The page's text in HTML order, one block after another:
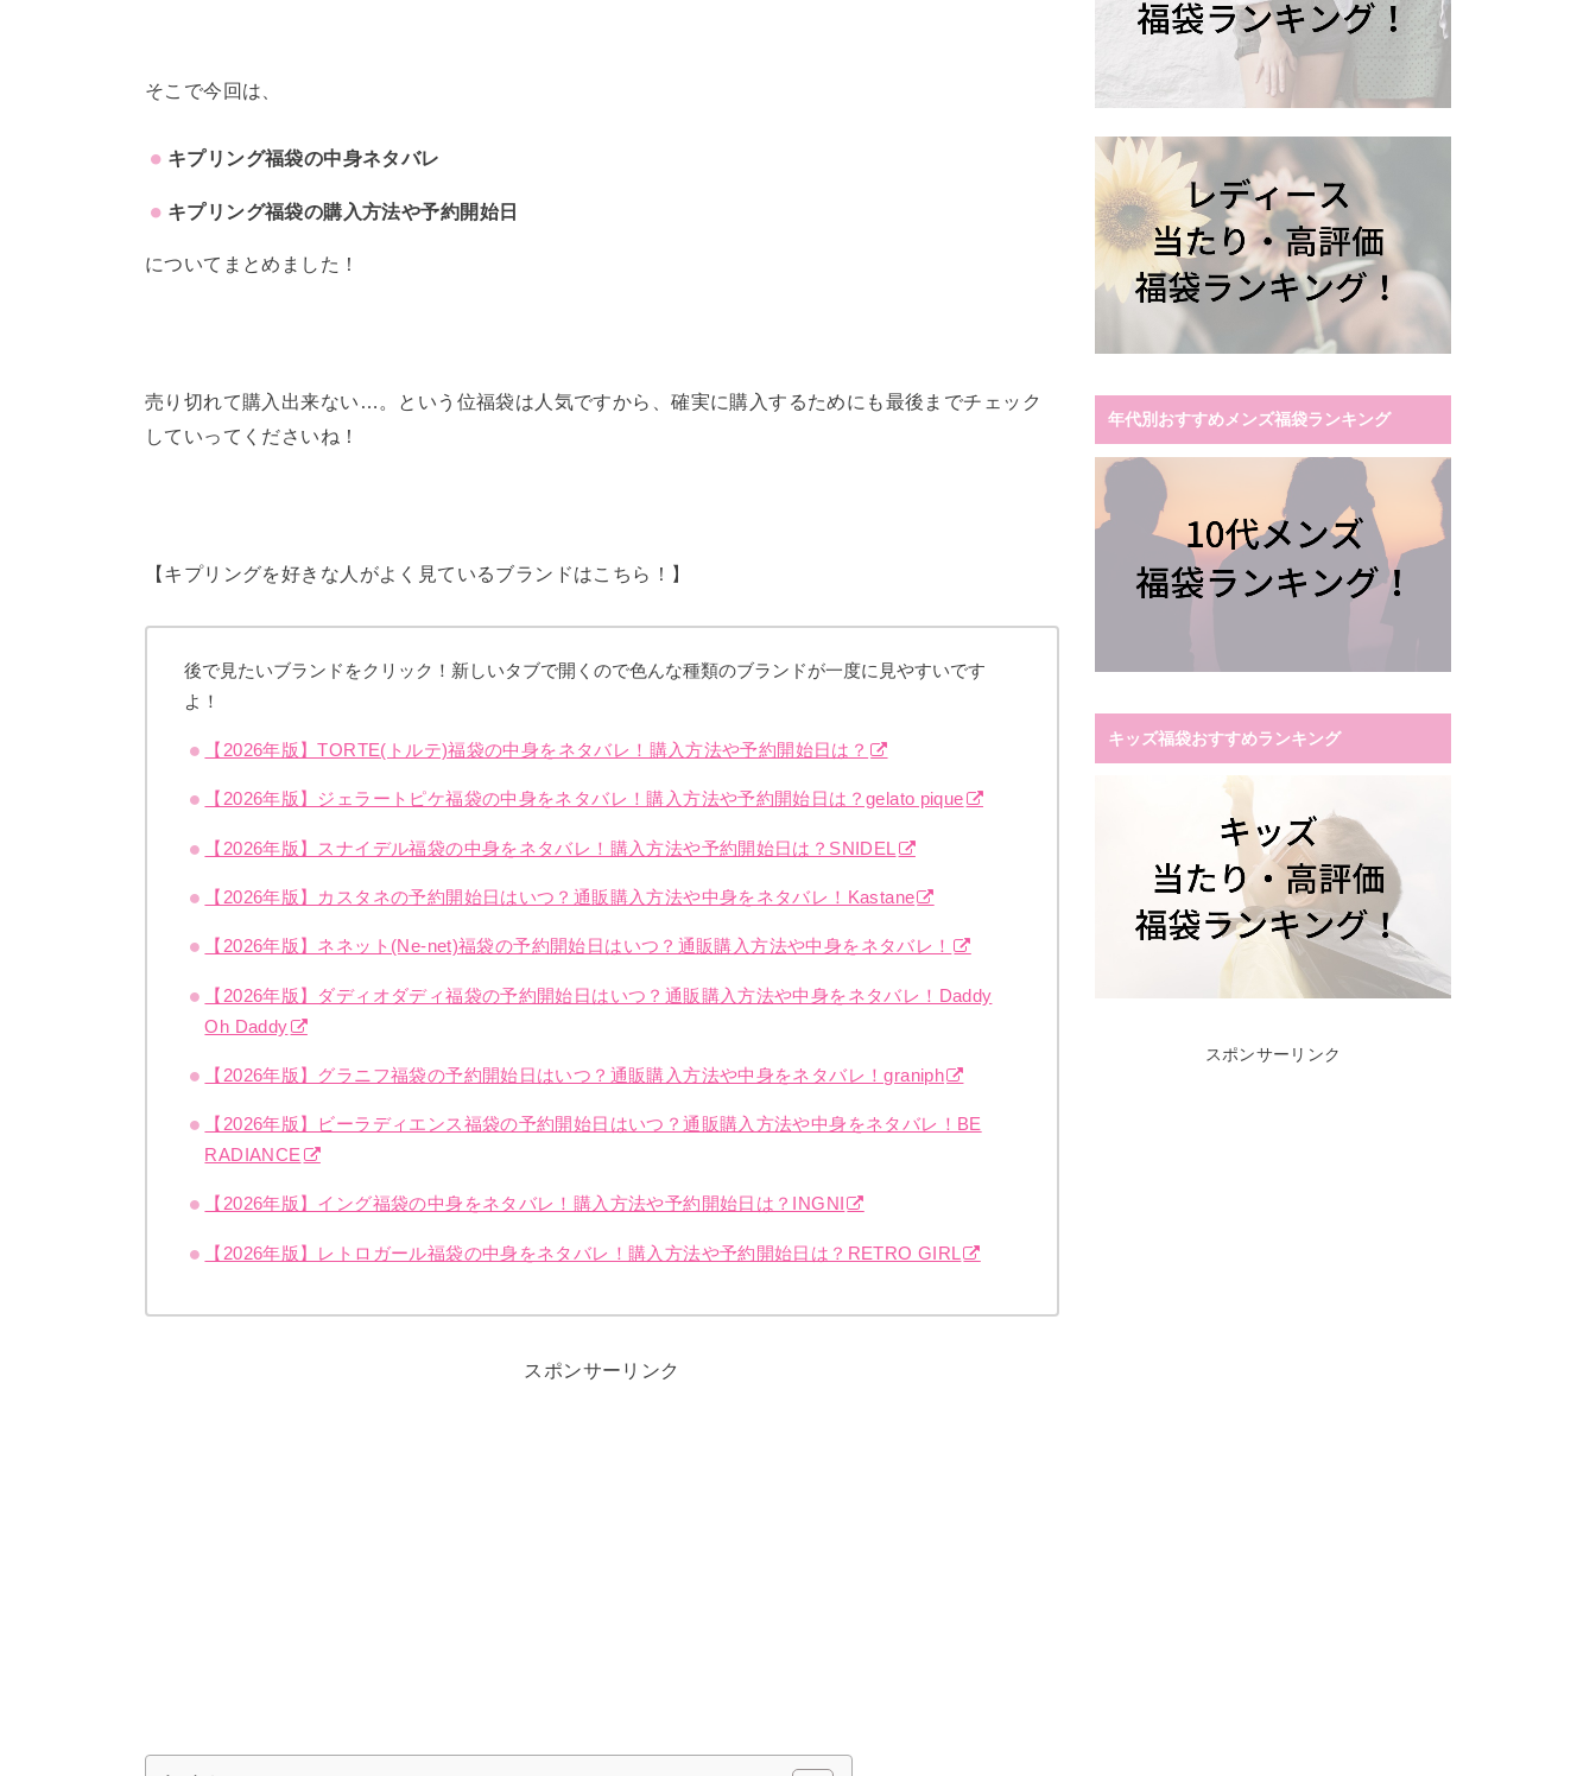
そこで今回は、
キプリング福袋の中身ネタバレ
キプリング福袋の購入方法や予約開始日
についてまとめました！
売り切れて購入出来ない…。という位福袋は人気ですから、確実に購入するためにも最後までチェック
していってくださいね！
【キプリングを好きな人がよく見ているブランドはこちら！】
後で見たいブランドをクリック！新しいタブで開くので色んな種類のブランドが一度に見やすいです
よ！
【2026年版】TORTE(トルテ)福袋の中身をネタバレ！購入方法や予約開始日は？
【2026年版】ジェラートピケ福袋の中身をネタバレ！購入方法や予約開始日は？gelato pique
【2026年版】スナイデル福袋の中身をネタバレ！購入方法や予約開始日は？SNIDEL
【2026年版】カスタネの予約開始日はいつ？通販購入方法や中身をネタバレ！Kastane
【2026年版】ネネット(Ne-net)福袋の予約開始日はいつ？通販購入方法や中身をネタバレ！
【2026年版】ダディオダディ福袋の予約開始日はいつ？通販購入方法や中身をネタバレ！Daddy
Oh Daddy
【2026年版】グラニフ福袋の予約開始日はいつ？通販購入方法や中身をネタバレ！graniph
【2026年版】ビーラディエンス福袋の予約開始日はいつ？通販購入方法や中身をネタバレ！BE
RADIANCE
【2026年版】イング福袋の中身をネタバレ！購入方法や予約開始日は？INGNI
【2026年版】レトロガール福袋の中身をネタバレ！購入方法や予約開始日は？RETRO GIRL
スポンサーリンク
年代別おすすめメンズ福袋ランキング
キッズ福袋おすすめランキング
スポンサーリンク